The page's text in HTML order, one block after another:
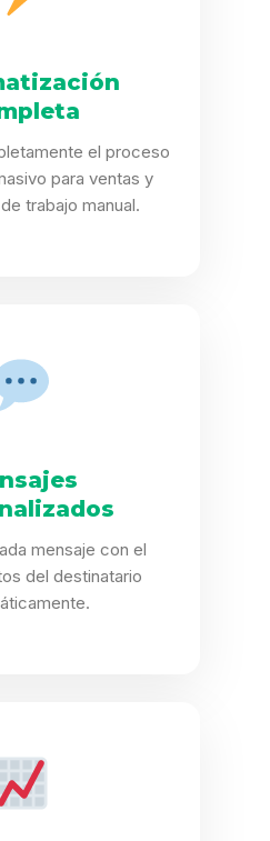
el proceso
para ventas y
trabajo manual.
mensaje con el
del destinatario